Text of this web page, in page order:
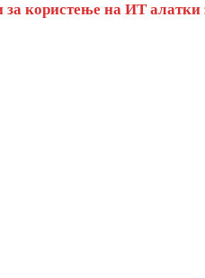
користење на ИТ алатки